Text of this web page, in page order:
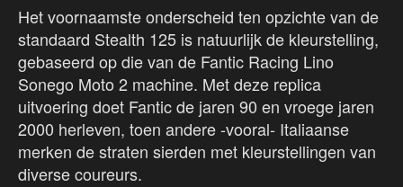
Het voornaamste onderscheid ten opzichte van de
standaard Stealth 125 is natuurlijk de kleurstelling,
gebaseerd op die van de Fantic Racing Lino
Sonego Moto 2 machine. Met deze replica
uitvoering doet Fantic de jaren 90 en vroege jaren
2000 herleven, toen andere -vooral- Italiaanse
merken de straten sierden met kleurstellingen van
diverse coureurs.